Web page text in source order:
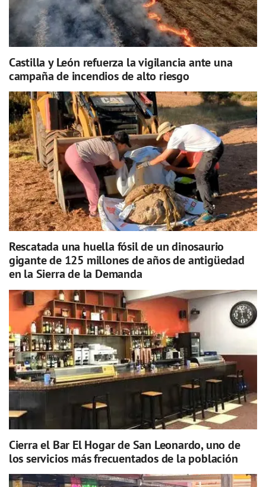
Castilla y León refuerza la vigilancia ante una
campaña de incendios de alto riesgo
Rescatada una huella fósil de un dinosaurio
gigante de 125 millones de años de antigüedad
en la Sierra de la Demanda
Cierra el Bar El Hogar de San Leonardo, uno de
los servicios más frecuentados de la población